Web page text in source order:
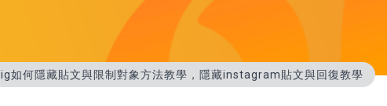
ig如何隱藏貼文與限制對象方法教學，隱藏instagram貼文與回復教學